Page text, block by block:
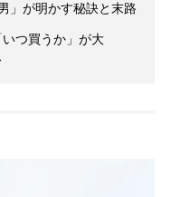
」が明かす秘訣と末路
つ買うか」が大